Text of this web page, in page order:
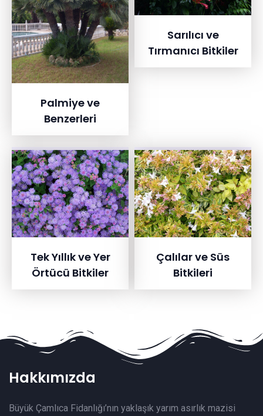
Palmiye ve
Benzerleri
Sarılıcı ve
Tırmanıcı Bitkiler
Tek Yıllık ve Yer
Örtücü Bitkiler
Çalılar ve Süs
Bitkileri
Hakkımızda
Büyük Çamlıca Fidanlığı’nın yaklaşık yarım asırlık mazisi